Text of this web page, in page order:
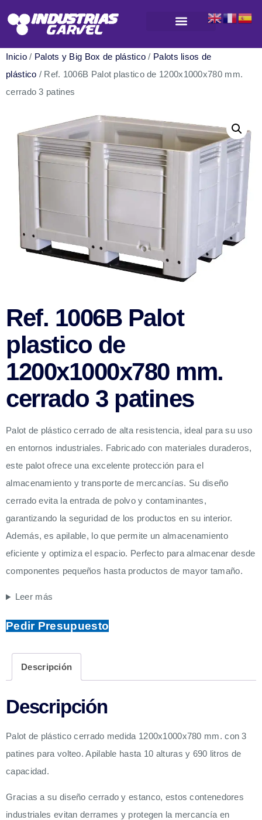
Inicio/ Palots y Big Box de plástico / Palots lisos de
plástico / Ref. 1006B Palot plastico de 1200x1000x780 mm.
cerrado 3 patines
Ref. 1006B Palot
plastico de
1200x1000x780 mm.
cerrado 3 patines
Palot de plástico cerrado de alta resistencia, ideal para su uso
en entornos industriales. Fabricado con materiales duraderos,
este palot ofrece una excelente protección para el
almacenamiento y transporte de mercancías. Su diseño
cerrado evita la entrada de polvo y contaminantes,
garantizando la seguridad de los productos en su interior.
Además, es apilable, lo que permite un almacenamiento
eficiente y optimiza el espacio. Perfecto para almacenar desde
componentes pequeños hasta productos de mayor tamaño.
Leer más
Pedir Presupuesto
Descripción
Descripción
Palot de plástico cerrado medida 1200x1000x780 mm. con 3
patines para volteo. Apilable hasta 10 alturas y 690 litros de
capacidad.
Gracias a su diseño cerrado y estanco, estos contenedores
industriales evitan derrames y protegen la mercancía en